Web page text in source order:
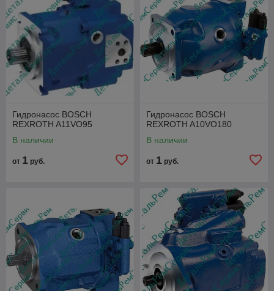
Гидронасос BOSCH
REXROTH A11VO95
В наличии
от 1 руб.
Гидронасос BOSCH
REXROTH A10VO180
В наличии
от 1 руб.